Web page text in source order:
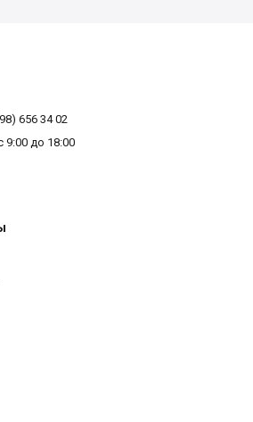
656 34 02
9:00 до 18:00